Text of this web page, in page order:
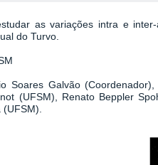
as variações intra e
do Turvo.
Soares Galvão
(UFSM), Renato Beppler